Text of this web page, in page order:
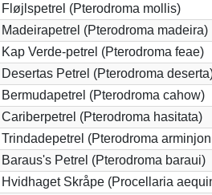
Fløjlspetrel (Pterodroma mollis)
Madeirapetrel (Pterodroma madeira)
Kap Verde-petrel (Pterodroma feae)
Desertas Petrel (Pterodroma
Bermudapetrel (Pterodroma cahow)
Cariberpetrel (Pterodroma hasitata)
Trindadepetrel (Pterodroma
Baraus's Petrel (Pterodroma baraui)
Hvidhaget Skråpe (Procellaria